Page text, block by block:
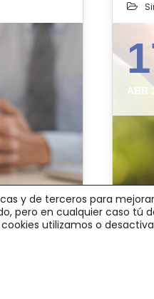
ABR
y de terceros para
pero en cualquier caso tú
utilizamos o